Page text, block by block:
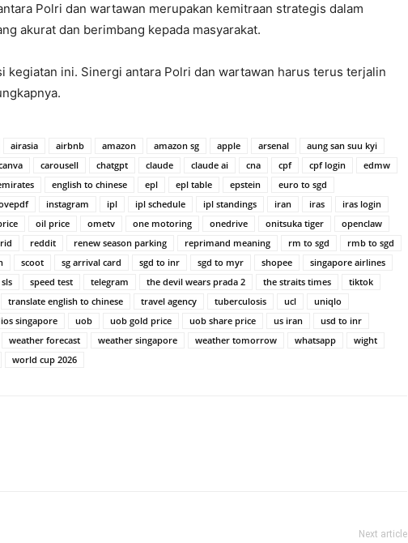
Polri dan wartawan merupakan kemitraan strategis dalam
akurat dan berimbang kepada masyarakat.
kegiatan ini. Sinergi antara Polri dan wartawan harus terus terjalin
airasia airbnb amazon amazon sg apple arsenal
aung san suu kyi
carousell chatgpt claude claude ai cna cpf cpf login
edmw
english to chinese epl epl table epstein
euro to sgd
instagram ipl ipl schedule ipl standings iran iras
iras login
oil price ometv one motoring onedrive onitsuka tiger
openclaw
reddit renew season parking reprimand meaning rm to sgd
rmb to sgd
scoot sg arrival card sgd to inr sgd to myr shopee
singapore airlines
sls speed test telegram the devil wears prada 2 the straits times
tiktok
translate english to chinese travel agency tuberculosis ucl
uniqlo
singapore uob uob gold price uob share price us iran
usd to inr
weather forecast weather singapore weather tomorrow whatsapp
wight
world cup 2026
Next article